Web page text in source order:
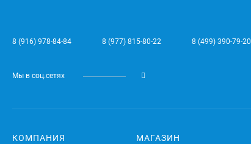
8 (916) 978-84-84 8 (977) 815-80-22 8 (499) 390-79-20
Мы в соц.сетях
КОМПАНИЯ МАГАЗИН